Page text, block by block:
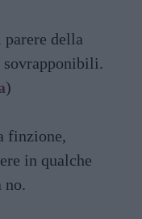
della
sovrapponibili.
)
finzione,
in qualche
no.